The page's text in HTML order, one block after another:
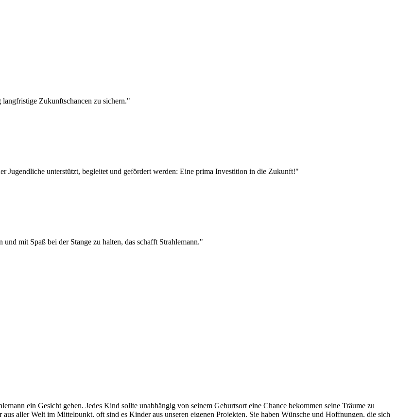
Zukunftschancen zu sichern."
unterstützt, begleitet und gefördert werden: Eine prima Investition in die Zukunft!"
mit Spaß bei der Stange zu halten, das schafft Strahlemann."
ein Gesicht geben. Jedes Kind sollte unabhängig von seinem Geburtsort eine Chance bekommen seine Träume zu
aller Welt im Mittelpunkt, oft sind es Kinder aus unseren eigenen Projekten. Sie haben Wünsche und Hoffnungen, die sich